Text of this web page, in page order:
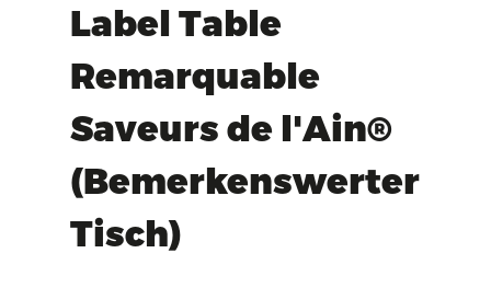
Label Table
Remarquable
Saveurs de l'Ain®
(Bemerkenswerter
Tisch)